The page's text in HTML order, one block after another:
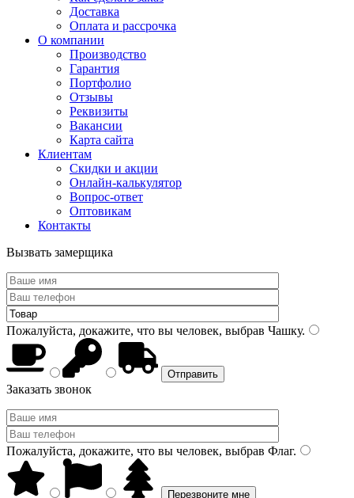
Доставка
Оплата и рассрочка
О компании
Производство
Гарантия
Портфолио
Отзывы
Реквизиты
Вакансии
Карта сайта
Клиентам
Скидки и акции
Онлайн-калькулятор
Вопрос-ответ
Оптовикам
Контакты
Вызвать замерщика
Пожалуйста, докажите, что вы человек, выбрав Чашку.
Заказать звонок
Пожалуйста, докажите, что вы человек, выбрав Флаг.